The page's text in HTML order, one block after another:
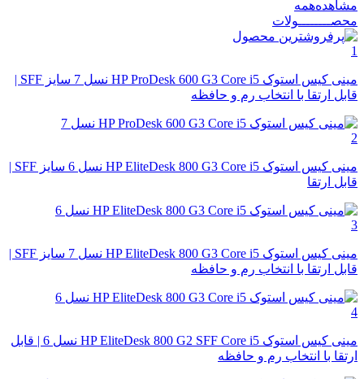
مشاهده‌همه‌
محصــــــــولات
1
مینی کیس استوک HP ProDesk 600 G3 Core i5 نسل 7 سایز SFF |
قابل ارتقا با انتخاب رم و حافظه
2
مینی کیس استوک HP EliteDesk 800 G3 Core i5 نسل 6 سایز SFF |
قابل ارتقا
3
مینی کیس استوک HP EliteDesk 800 G3 Core i5 نسل 7 سایز SFF |
قابل ارتقا با انتخاب رم و حافظه
4
مینی کیس استوک HP EliteDesk 800 G2 SFF Core i5 نسل 6 | قابل
ارتقا با انتخاب رم و حافظه